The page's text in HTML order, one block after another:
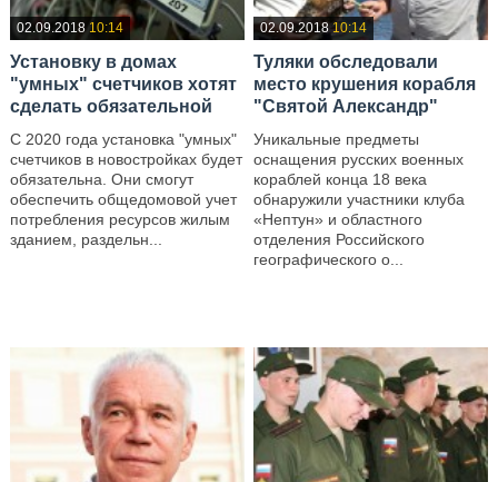
02.09.2018 10:14
Установку в домах
"умных" счетчиков хотят
сделать обязательной
С 2020 года установка "умных"
счетчиков в новостройках будет
обязательна. Они смогут
обеспечить общедомовой учет
потребления ресурсов жилым
зданием, раздельн...
02.09.2018 10:14
Туляки обследовали
место крушения корабля
"Святой Александр"
Уникальные предметы
оснащения русских военных
кораблей конца 18 века
обнаружили участники клуба
«Нептун» и областного
отделения Российского
географического о...